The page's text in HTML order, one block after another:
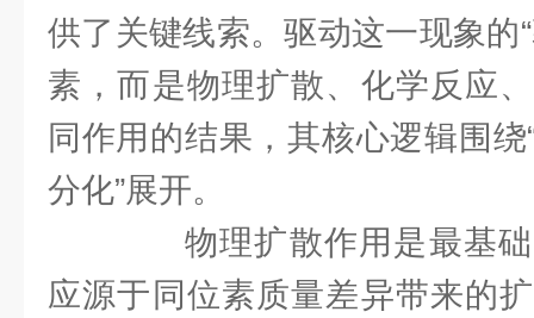
供了关键线索。驱动这一现象的
素，而是物理扩散、化学反应
同作用的结果，其核心逻辑围
分化”展开。
物理扩散作用是最基础
应源于同位素质量差异带来的